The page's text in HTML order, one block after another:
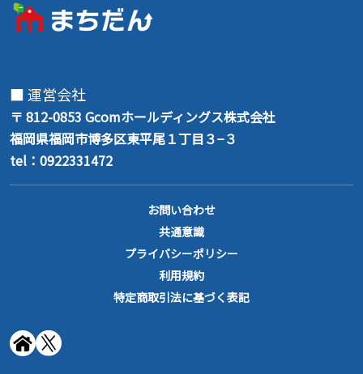
■ 運営会社
〒 812-0853 Gcomホールディングス株式会社
福岡県福岡市博多区東平尾１丁目３−３
tel：0922331472
お問い合わせ
共通意識
プライバシーポリシー
利用規約
特定商取引法に基づく表記